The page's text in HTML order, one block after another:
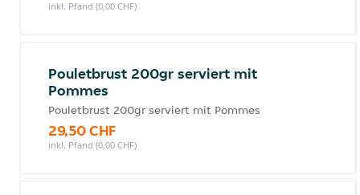
inkl. Pfand (0,00 CHF)
Pouletbrust 200gr serviert mit
Pommes
Pouletbrust 200gr serviert mit Pommes
29,50 CHF
inkl. Pfand (0,00 CHF)